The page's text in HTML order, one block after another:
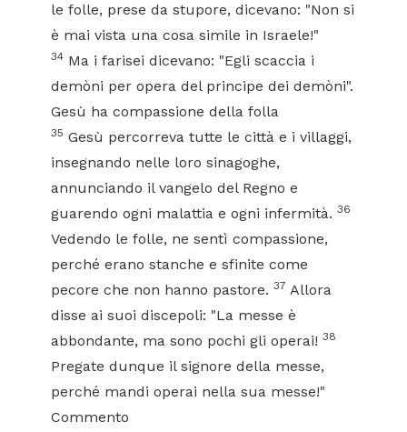
le folle, prese da stupore, dicevano: "Non si
è mai vista una cosa simile in Israele!"
34 Ma i farisei dicevano: "Egli scaccia i
demòni per opera del principe dei demòni".
Gesù ha compassione della folla
35 Gesù percorreva tutte le città e i villaggi,
insegnando nelle loro sinagoghe,
annunciando il vangelo del Regno e
guarendo ogni malattia e ogni infermità. 36
Vedendo le folle, ne sentì compassione,
perché erano stanche e sfinite come
pecore che non hanno pastore. 37 Allora
disse ai suoi discepoli: "La messe è
abbondante, ma sono pochi gli operai! 38
Pregate dunque il signore della messe,
perché mandi operai nella sua messe!"
Commento